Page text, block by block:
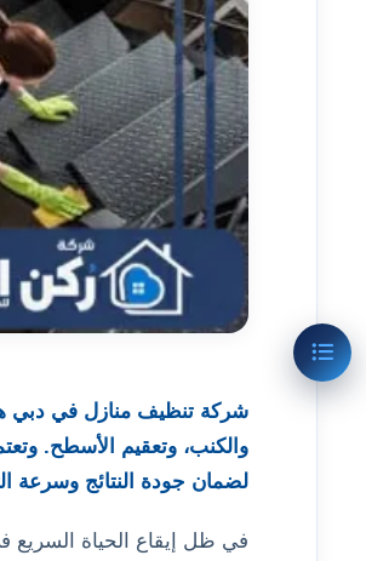
شركة تنظيف منازل في دبي
لضمان جودة النتائج وسرعة
في ظل إيقاع الحياة السريع